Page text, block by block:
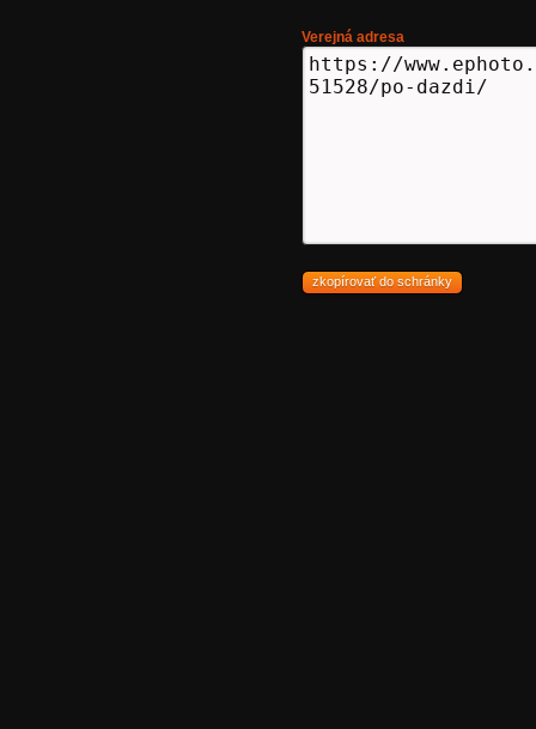
Verejná adresa
zkopírovať do schránky